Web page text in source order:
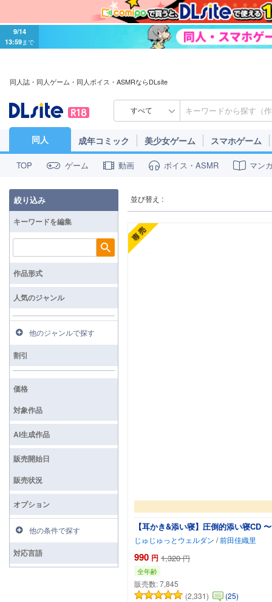
9/14
13:59まで
同人誌・同人ゲーム・同人ボイス・ASMRならDLsite
すべて
同人 成年コミック 美少女ゲーム スマホゲーム
TOP ゲーム 動画 ボイス・ASMR マン
並び替え :
【耳かき&添い寝】圧倒的添い寝CD
じゅじゅっとウェルダン /前田佳織里
990 円 1,320 円
全年齢
販売数:7,845
(2,331)
(25)
絞り込み
キーワードを編集
検索
作品形式
人気のジャンル
他のジャンルで探す
割引
価格
対象作品
AI生成作品
販売開始日
販売状況
オプション
他の条件で探す
対応言語